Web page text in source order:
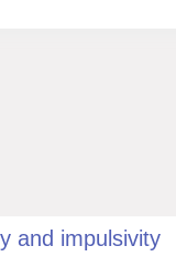
and impulsivity